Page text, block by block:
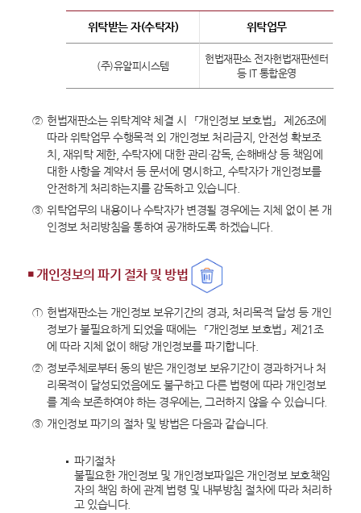
위탁받는 자(수탁자) 위탁업무
(주)유알피시스템
헌법재판소 전자헌법재판센터
등 IT 통합운영
② 헌법재판소는 위탁계약 체결 시 「개인정보 보호법」 제26조에
따라 위탁업무 수행목적 외 개인정보 처리금지, 안전성 확보조
치, 재위탁 제한, 수탁자에 대한 관리·감독, 손해배상 등 책임에
대한 사항을 계약서 등 문서에 명시하고, 수탁자가 개인정보를
안전하게 처리하는지를 감독하고 있습니다.
③ 위탁업무의 내용이나 수탁자가 변경될 경우에는 지체 없이 본 개
인정보 처리방침을 통하여 공개하도록 하겠습니다.
￭ 개인정보의 파기 절차 및 방법
① 헌법재판소는 개인정보 보유기간의 경과, 처리목적 달성 등 개인
정보가 불필요하게 되었을 때에는 「개인정보 보호법」 제21조
에 따라 지체 없이 해당 개인정보를 파기합니다.
② 정보주체로부터 동의 받은 개인정보 보유기간이 경과하거나 처
리목적이 달성되었음에도 불구하고 다른 법령에 따라 개인정보
를 계속 보존하여야 하는 경우에는, 그러하지 않을 수 있습니다.
③ 개인정보 파기의 절차 및 방법은 다음과 같습니다.
파기절차
불필요한 개인정보 및 개인정보파일은 개인정보 보호책임
자의 책임 하에 관계 법령 및 내부방침 절차에 따라 처리하
고 있습니다.